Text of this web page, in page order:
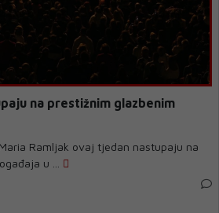
na prestižnim glazbenim
Ramljak ovaj tjedan nastupaju na
u ...